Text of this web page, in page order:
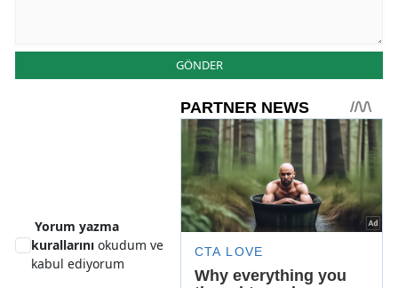
GÖNDER
Yorum yazma
kurallarını okudum ve
kabul ediyorum